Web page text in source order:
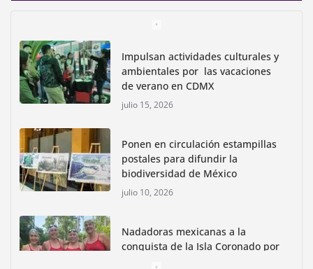
Impulsan actividades culturales y
ambientales por las vacaciones
de verano en CDMX
julio 15, 2026
Ponen en circulación estampillas
postales para difundir la
biodiversidad de México
julio 10, 2026
Nadadoras mexicanas a la
conquista de la Isla Coronado por